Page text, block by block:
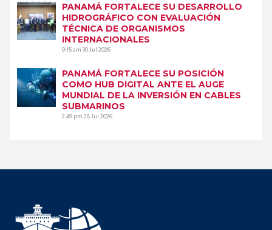
PANAMÁ FORTALECE SU DESARROLLO
HIDROGRÁFICO CON EVALUACIÓN
TÉCNICA DE ORGANISMOS
INTERNACIONALES
9:15 am30 Jul 2026
PANAMÁ FORTALECE SU POSICIÓN
COMO HUB DIGITAL ANTE EL AUGE
MUNDIAL DE LA INVERSIÓN EN CABLES
SUBMARINOS
2:49 pm28 Jul 2026